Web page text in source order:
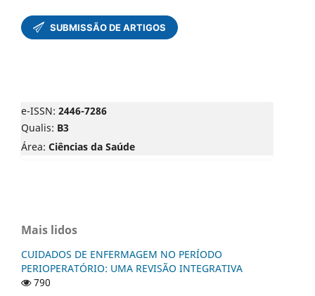
e-ISSN: 2446-7286
Qualis: B3
Área: Ciências da Saúde
Mais lidos
CUIDADOS DE ENFERMAGEM NO PERÍODO
PERIOPERATÓRIO: UMA REVISÃO INTEGRATIVA
790